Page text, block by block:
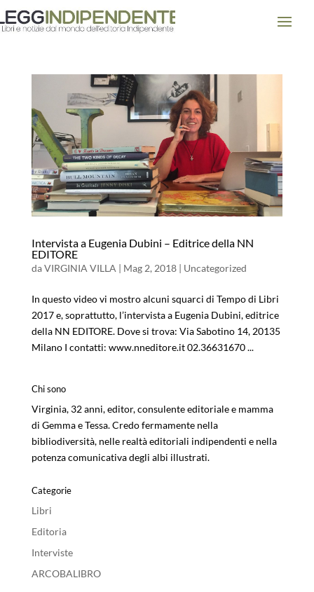
Intervista a Eugenia Dubini – Editrice della NN
EDITORE
daVIRGINIA VILLA| Mag 2, 2018| Uncategorized
In questo video vi mostro alcuni squarci di Tempo di Libri
2017 e, soprattutto, l’intervista a Eugenia Dubini, editrice
della NN EDITORE. Dove si trova: Via Sabotino 14, 20135
Milano I contatti: www.nneditore.it 02.36631670 ...
Chi sono
Virginia, 32 anni, editor, consulente editoriale e mamma
di Gemma e Tessa. Credo fermamente nella
bibliodiversità, nelle realtà editoriali indipendenti e nella
potenza comunicativa degli albi illustrati.
Categorie
Libri
Editoria
Interviste
ARCOBALIBRO